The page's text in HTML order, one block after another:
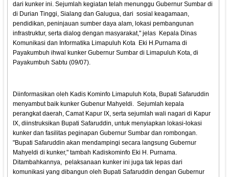
dari kunker ini. Sejumlah kegiatan telah menunggu Gubernur Sumbar di
di Durian Tinggi, Sialang dan Galugua, dari sosial keagamaan,
pendidikan, peninjauan sumber daya alam, lokasi pembangunan
infrastruktur, serta dialog dengan masyarakat," jelas Kepala Dinas
Komunikasi dan Informatika Limapuluh Kota Eki H.Purnama di
Payakumbuh ihwal kunker Gubernur Sumbar di Limapuluh Kota, di
Payakumbuh Sabtu (09/07).
Diinformasikan oleh Kadis Kominfo Limapuluh Kota, Bupati Safaruddin
menyambut baik kunker Gubenur Mahyeldi. Sejumlah kepala
perangkat daerah, Camat Kapur IX, serta sejumlah wali nagari di Kapur
IX, diinstruksikan Bupati Safaruddin, untuk menyiapkan lokasi-lokasi
kunker dan fasilitas peginapan Gubernur Sumbar dan rombongan.
"Bupati Safaruddin akan mendampingi secara langsung Gubernur
Mahyeldi di kunker," tambah Kadiskominfo Eki H. Purnama.
Ditambahkannya, pelaksanaan kunker ini juga tak lepas dari
komunikasi yang dibangun oleh Bupati Safaruddin dengan Gubernur